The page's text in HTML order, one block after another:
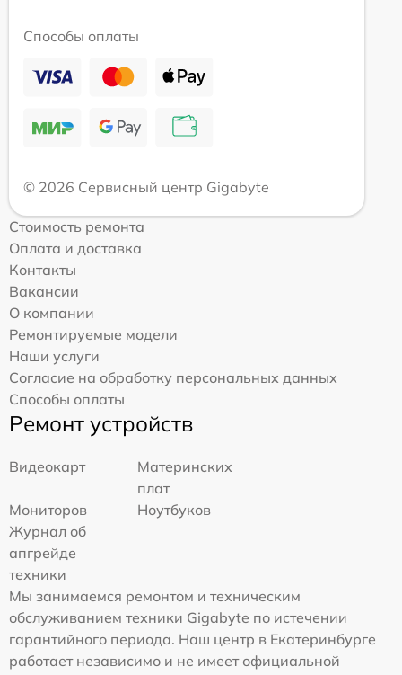
Способы оплаты
© 2026 Сервисный центр Gigabyte
Стоимость ремонта
Оплата и доставка
Контакты
Вакансии
О компании
Ремонтируемые модели
Наши услуги
Согласие на обработку персональных данных
Способы оплаты
Ремонт устройств
Видеокарт
Материнских
плат
Мониторов
Ноутбуков
Журнал об
апгрейде
техники
Мы занимаемся ремонтом и техническим
обслуживанием техники Gigabyte по истечении
гарантийного периода. Наш центр в Екатеринбурге
работает независимо и не имеет официальной